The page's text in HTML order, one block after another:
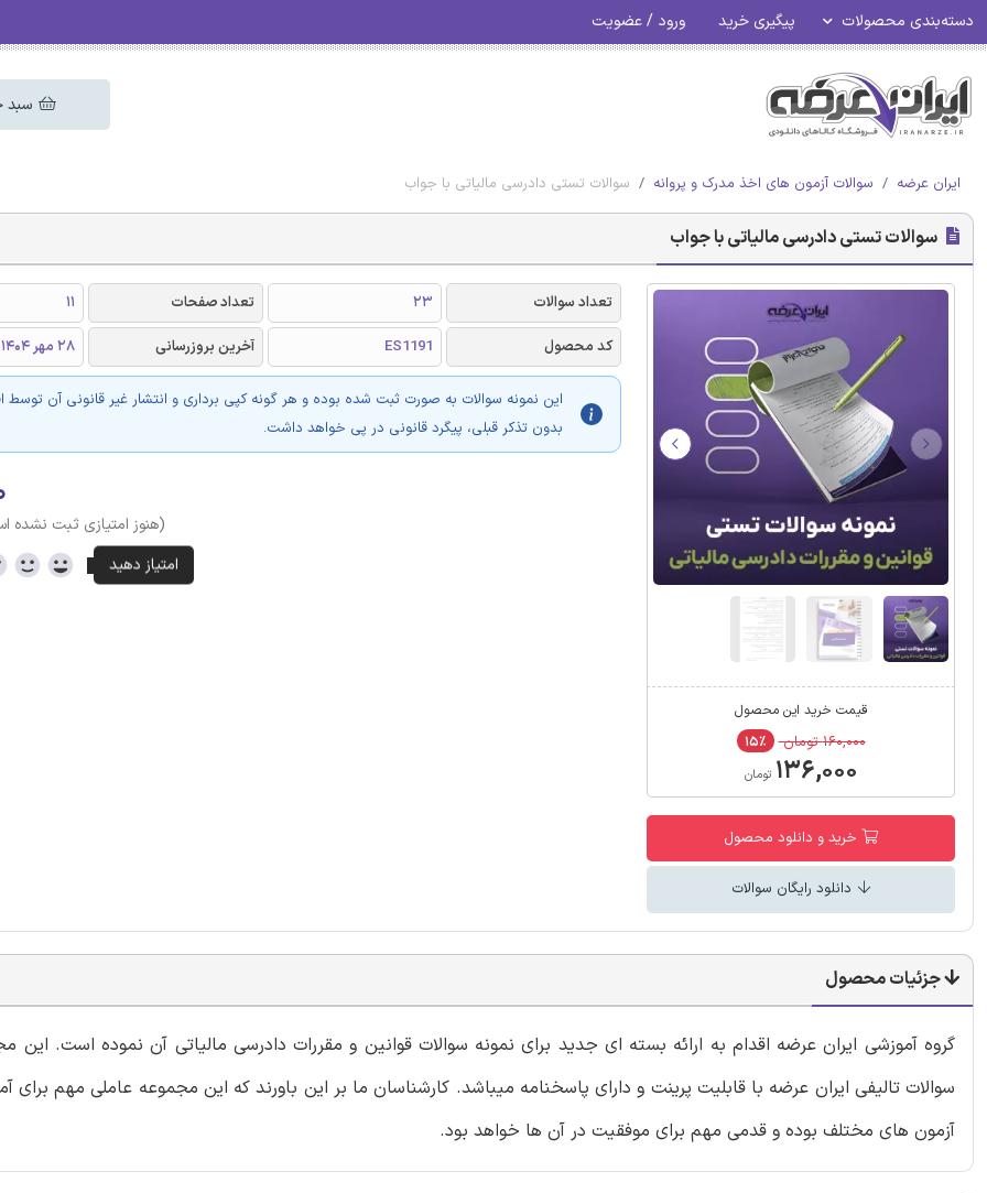
دسته‌بندی محصولات پیگیری خرید ورود / عضویت
سبد
ایران عرضه سوالات آزمون های اخذ مدرک و پروانه سوالات تستی دادرسی مالیاتی با جواب
سوالات تستی دادرسی مالیاتی با جواب
قیمت خرید این محصول
۱۶۰,۰۰۰ تومان ۱۵٪
۱۳۶,۰۰۰ تومان
خرید و دانلود محصول
دانلود رایگان سوالات
تعداد سوالات 23 تعداد صفحات
11
کد محصول
ES1191 آخرین بروزرسانی 28 مهر 1404
این نمونه سوالات به صورت ثبت شده بوده و هر گونه کپی برداری و انتشار غیر قانونی آن توسط
بدون تذکر قبلی، پیگرد قانونی در پی خواهد داشت.
(هنوز امتیازی ثبت نشده
جزئیات محصول
گروه آموزشی ایران عرضه اقدام به ارائه بسته ای جدید برای نمونه سوالات قوانین و مقررات دادرسی مالیاتی آن نموده است. این
سوالات تالیفی ایران عرضه با قابلیت پرینت و دارای پاسخنامه میباشد. کارشناسان ما بر این باورند که این مجموعه عاملی مهم برای
آزمون های مختلف بوده و قدمی مهم برای موفقیت در آن ها خواهد بود.